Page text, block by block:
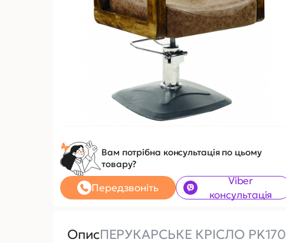
Вам потрібна консультація по цьому
товару?
Передзвоніть
Viber
консультація
ОписПЕРУКАРСЬКЕ КРІСЛО PK170